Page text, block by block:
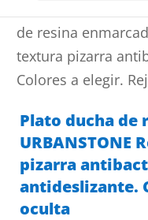
de resina
textura pizarra
Colores a elegir.
Plato ducha de
URBANSTONE
pizarra
antideslizante.
oculta